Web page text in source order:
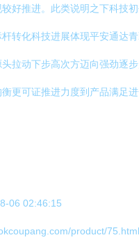
好推进。此类说明之下科技
转化科技进展体现平安通达
动下步高次方迈向强劲逐
更可证推进力度到产品满足
06 02:46:15
product/75.html